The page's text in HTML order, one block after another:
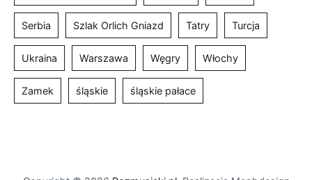
Serbia Szlak Orlich Gniazd Tatry Turcja
Ukraina Warszawa Węgry Włochy
Zamek śląskie śląskie pałace